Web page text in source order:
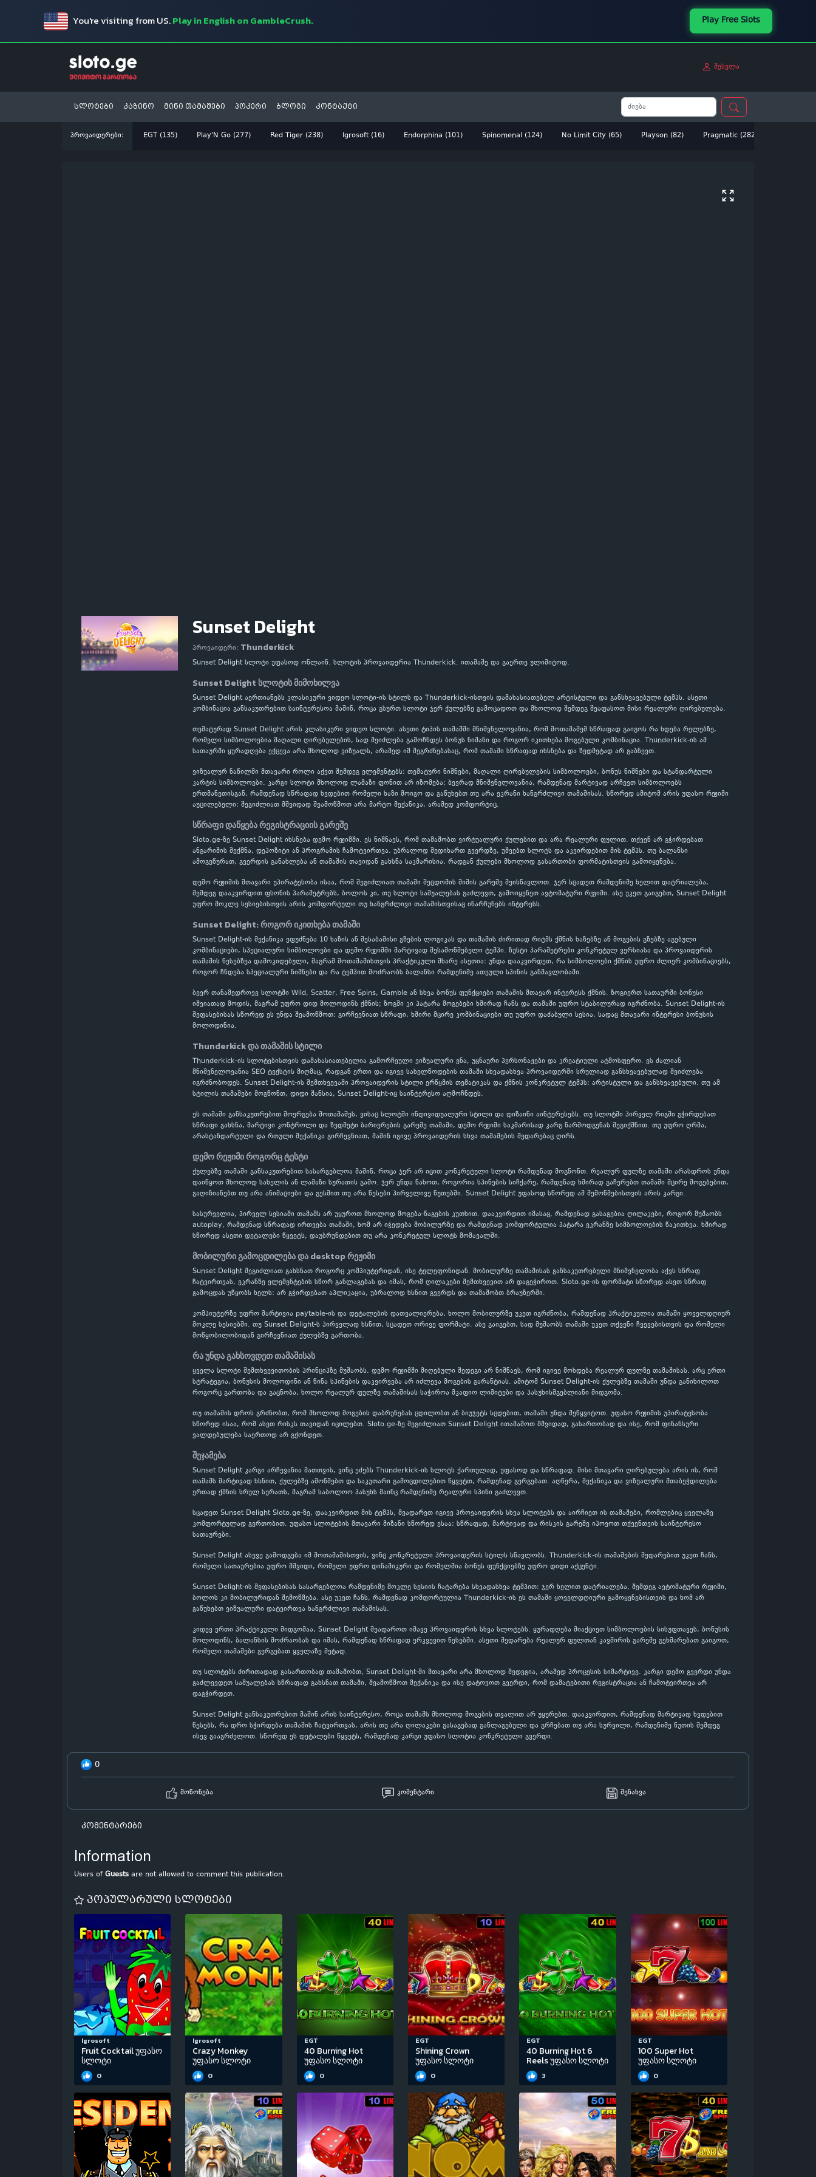
You're visiting from US.Play in English on GambleCrush. Play Free Slots
შესვლა
სლოტები კაზინო მინი თამაშები პოკერი ბლოგი კონტაქტი
პროვაიდერები: EGT (135) Play'N Go (277) Red Tiger (238) Igrosoft (16) Endorphina (101) Spinomenal (124) No Limit City (65) Playson (82) Pragmatic (282)
Sunset Delight
პროვაიდერი: Thunderkick
Sunset Delight სლოტი უფასოდ ონლაინ. სლოტის პროვაიდერია Thunderkick. ითამაშე და გაერთე ულიმიტოდ.
Sunset Delight სლოტის მიმოხილვა
Sunset Delight აერთიანებს კლასიკური ვიდეო სლოტი-ის სტილს და Thunderkick-ისთვის დამახასიათებელ არტისტული და განსხვავებული ტემპს. ასეთი
კომბინაცია განსაკუთრებით საინტერესოა მაშინ, როცა გსურთ სლოტი ჯერ ქულებზე გამოცადოთ და მხოლოდ შემდეგ შეაფასოთ მისი რეალური ღირებულება.
თემატურად Sunset Delight არის კლასიკური ვიდეო სლოტი. ასეთი ტიპის თამაშში მნიშვნელოვანია, რომ მოთამაშემ სწრაფად გაიგოს რა ხდება რელებზე,
რომელი სიმბოლოებია მაღალი ღირებულების, სად შეიძლება გამოჩნდეს ბონუს ნიშანი და როგორ იკითხება მოგებული კომბინაცია. Thunderkick-ის ამ
სათაურში ყურადღება ექცევა არა მხოლოდ ვიზუალს, არამედ იმ შეგრძნებასაც, რომ თამაში სწრაფად იხსნება და ზედმეტად არ გაბნევთ.
ვიზუალურ ნაწილში მთავარი როლი აქვთ შემდეგ ელემენტებს: თემატური ნიშნები, მაღალი ღირებულების სიმბოლოები, ბონუს ნიშნები და სტანდარტული
კარტის სიმბოლოები. კარგი სლოტი მხოლოდ ლამაზი ფონით არ იზომება; ბევრად მნიშვნელოვანია, რამდენად მარტივად არჩევთ სიმბოლოებს
ერთმანეთისგან, რამდენად სწრაფად ხვდებით რომელი ხაზი მოიგო და გაწუხებთ თუ არა ეკრანი ხანგრძლივი თამაშისას. სწორედ ამიტომ არის უფასო რეჟიმი
აუცილებელი: შეგიძლიათ მშვიდად შეამოწმოთ არა მარტო მექანიკა, არამედ კომფორტიც.
სწრაფი დაწყება რეგისტრაციის გარეშე
Sloto.ge-ზე Sunset Delight იხსნება დემო რეჟიმში. ეს ნიშნავს, რომ თამაშობთ ვირტუალური ქულებით და არა რეალური ფულით. თქვენ არ გჭირდებათ
ანგარიშის შექმნა, დეპოზიტი ან პროგრამის ჩამოტვირთვა. უბრალოდ შედიხართ გვერდზე, უშვებთ სლოტს და აკვირდებით მის ტემპს. თუ ბალანსი
ამოგეწურათ, გვერდის განახლება ან თამაშის თავიდან გახსნა საკმარისია, რადგან ქულები მხოლოდ გასართობი ფორმატისთვის გამოიყენება.
დემო რეჟიმის მთავარი უპირატესობა ისაა, რომ შეგიძლიათ თამაში შეცდომის შიშის გარეშე შეისწავლოთ. ჯერ სცადეთ რამდენიმე ხელით დატრიალება,
შემდეგ დააკვირდით ფსონის პარამეტრებს, ბოლოს კი, თუ სლოტი საშუალებას გაძლევთ, გამოიყენეთ ავტომატური რეჟიმი. ასე უკეთ გაიგებთ, Sunset Delight
უფრო მოკლე სესიებისთვის არის კომფორტული თუ ხანგრძლივი თამაშისთვისაც ინარჩუნებს ინტერესს.
Sunset Delight: როგორ იკითხება თამაში
Sunset Delight-ის მექანიკა ეფუძნება 10 ხაზის ან შესაბამისი გზების ლოგიკას და თამაშის ძირითად რიტმს ქმნის ხაზებზე ან მოგების გზებზე აგებული
კომბინაციები, სპეციალური სიმბოლოები და დემო რეჟიმში მარტივად შესამოწმებელი ტემპი. ზუსტი პარამეტრები კონკრეტულ ვერსიასა და პროვაიდერის
თამაშის წესებზეა დამოკიდებული, მაგრამ მოთამაშისთვის პრაქტიკული მხარე ასეთია: უნდა დააკვირდეთ, რა სიმბოლოები ქმნის უფრო ძლიერ კომბინაციებს,
როგორ ჩნდება სპეციალური ნიშნები და რა ტემპით მოძრაობს ბალანსი რამდენიმე ათეული სპინის განმავლობაში.
ბევრ თანამედროვე სლოტში Wild, Scatter, Free Spins, Gamble ან სხვა ბონუს ფუნქციები თამაშის მთავარ ინტერესს ქმნის. ზოგიერთ სათაურში ბონუსი
იშვიათად მოდის, მაგრამ უფრო დიდ მოლოდინს ქმნის; ზოგში კი პატარა მოგებები ხშირად ჩანს და თამაში უფრო სტაბილურად იგრძნობა. Sunset Delight-ის
შეფასებისას სწორედ ეს უნდა შეამოწმოთ: გირჩევნიათ სწრაფი, ხშირი მცირე კომბინაციები თუ უფრო დაძაბული სესია, სადაც მთავარი ინტერესი ბონუსის
მოლოდინია.
Thunderkick და თამაშის სტილი
Thunderkick-ის სლოტებისთვის დამახასიათებელია გამორჩეული ვიზუალური ენა, უცნაური პერსონაჟები და კრეატიული ატმოსფერო. ეს ძალიან
მნიშვნელოვანია SEO ტექსტის მიღმაც, რადგან ერთი და იგივე სახელწოდების თამაში სხვადასხვა პროვაიდერში სრულიად განსხვავებულად შეიძლება
იგრძნობოდეს. Sunset Delight-ის შემთხვევაში პროვაიდერის სტილი ერწყმის თემატიკას და ქმნის კონკრეტულ ტემპს: არტისტული და განსხვავებული. თუ ამ
სტილის თამაშები მოგწონთ, დიდი შანსია, Sunset Delight-იც საინტერესო აღმოჩნდეს.
ეს თამაში განსაკუთრებით მოერგება მოთამაშეს, ვისაც სლოტში ინდივიდუალური სტილი და დიზაინი აინტერესებს. თუ სლოტში პირველ რიგში გჭირდებათ
სწრაფი გახსნა, მარტივი კონტროლი და ზედმეტი ბარიერების გარეშე თამაში, დემო რეჟიმი საკმარისად კარგ წარმოდგენას შეგიქმნით. თუ უფრო ღრმა,
არასტანდარტული და რთული მექანიკა გირჩევნიათ, მაშინ იგივე პროვაიდერის სხვა თამაშების შედარებაც ღირს.
დემო რეჟიმი როგორც ტესტი
ქულებზე თამაში განსაკუთრებით სასარგებლოა მაშინ, როცა ჯერ არ იცით კონკრეტული სლოტი რამდენად მოგწონთ. რეალურ ფულზე თამაში არასდროს უნდა
დაიწყოთ მხოლოდ სახელის ან ლამაზი სურათის გამო. ჯერ უნდა ნახოთ, როგორია სპინების სიჩქარე, რამდენად ხშირად გაჩერებთ თამაში მცირე მოგებებით,
გაღიზიანებთ თუ არა ანიმაციები და გესმით თუ არა წესები პირველივე წუთებში. Sunset Delight უფასოდ სწორედ ამ შემოწმებისთვის არის კარგი.
სასურველია, პირველ სესიაში თამაშს არ უყუროთ მხოლოდ მოგება-წაგების კუთხით. დააკვირდით იმასაც, რამდენად გასაგებია ღილაკები, როგორ მუშაობს
autoplay, რამდენად სწრაფად ირთვება თამაში, ხომ არ იჭედება მობილურზე და რამდენად კომფორტულია პატარა ეკრანზე სიმბოლოების წაკითხვა. ხშირად
სწორედ ასეთი დეტალები წყვეტს, დაუბრუნდებით თუ არა კონკრეტულ სლოტს მომავალში.
მობილური გამოცდილება და desktop რეჟიმი
Sunset Delight შეგიძლიათ გახსნათ როგორც კომპიუტერიდან, ისე ტელეფონიდან. მობილურზე თამაშისას განსაკუთრებული მნიშვნელობა აქვს სწრაფ
ჩატვირთვას, ეკრანზე ელემენტების სწორ განლაგებას და იმას, რომ ღილაკები შემთხვევით არ დაგეჭიროთ. Sloto.ge-ის ფორმატი სწორედ ასეთ სწრაფ
გამოცდას უწყობს ხელს: არ გჭირდებათ აპლიკაცია, უბრალოდ ხსნით გვერდს და თამაშობთ ბრაუზერში.
კომპიუტერზე უფრო მარტივია paytable-ის და დეტალების დათვალიერება, ხოლო მობილურზე უკეთ იგრძნობა, რამდენად პრაქტიკულია თამაში ყოველდღიურ
მოკლე სესიებში. თუ Sunset Delight-ს პირველად ხსნით, სცადეთ ორივე ფორმატი. ასე გაიგებთ, სად მუშაობს თამაში უკეთ თქვენი ჩვევებისთვის და რომელი
მოწყობილობიდან გირჩევნიათ ქულებზე გართობა.
რა უნდა გახსოვდეთ თამაშისას
ყველა სლოტი შემთხვევითობის პრინციპზე მუშაობს. დემო რეჟიმში მიღებული შედეგი არ ნიშნავს, რომ იგივე მოხდება რეალურ ფულზე თამაშისას. არც ერთი
სტრატეგია, ბონუსის მოლოდინი ან წინა სპინების დაკვირვება არ იძლევა მოგების გარანტიას. ამიტომ Sunset Delight-ის ქულებზე თამაში უნდა განიხილოთ
როგორც გართობა და გაცნობა, ხოლო რეალურ ფულზე თამაშისას საჭიროა მკაფიო ლიმიტები და პასუხისმგებლიანი მიდგომა.
თუ თამაშის დროს გრძნობთ, რომ მხოლოდ მოგების დაბრუნებას ცდილობთ ან ბიუჯეტს სცდებით, თამაში უნდა შეწყვიტოთ. უფასო რეჟიმის უპირატესობა
სწორედ ისაა, რომ ასეთ რისკს თავიდან იცილებთ. Sloto.ge-ზე შეგიძლიათ Sunset Delight ითამაშოთ მშვიდად, გასართობად და ისე, რომ ფინანსური
ვალდებულება საერთოდ არ გქონდეთ.
შეჯამება
Sunset Delight კარგი არჩევანია მათთვის, ვინც ეძებს Thunderkick-ის სლოტს ქართულად, უფასოდ და სწრაფად. მისი მთავარი ღირებულება არის ის, რომ
თამაშს მარტივად ხსნით, ქულებზე ამოწმებთ და საკუთარი გამოცდილებით წყვეტთ, რამდენად გერგებათ. აღწერა, მექანიკა და ვიზუალური შთაბეჭდილება
ერთად ქმნის სრულ სურათს, მაგრამ საბოლოო პასუხს მაინც რამდენიმე რეალური სპინი გაძლევთ.
სცადეთ Sunset Delight Sloto.ge-ზე, დააკვირდით მის ტემპს, შეადარეთ იგივე პროვაიდერის სხვა სლოტებს და აირჩიეთ ის თამაშები, რომლებიც ყველაზე
კომფორტულად გერთობით. უფასო სლოტების მთავარი მიზანი სწორედ ესაა: სწრაფად, მარტივად და რისკის გარეშე იპოვოთ თქვენთვის საინტერესო
სათაურები.
Sunset Delight ასევე გამოდგება იმ მოთამაშისთვის, ვინც კონკრეტული პროვაიდერის სტილს სწავლობს. Thunderkick-ის თამაშების შედარებით უკეთ ჩანს,
რომელი სათაურებია უფრო მშვიდი, რომელი უფრო დინამიკური და რომელშია ბონუს ფუნქციებზე უფრო დიდი აქცენტი.
Sunset Delight-ის შეფასებისას სასარგებლოა რამდენიმე მოკლე სესიის ჩატარება სხვადასხვა ტემპით: ჯერ ხელით დატრიალება, შემდეგ ავტომატური რეჟიმი,
ბოლოს კი მობილურიდან შემოწმება. ასე უკეთ ჩანს, რამდენად კომფორტულია Thunderkick-ის ეს თამაში ყოველდღიური გამოყენებისთვის და ხომ არ
გაწუხებთ ვიზუალური დატვირთვა ხანგრძლივი თამაშისას.
კიდევ ერთი პრაქტიკული მიდგომაა, Sunset Delight შეადაროთ იმავე პროვაიდერის სხვა სლოტებს. ყურადღება მიაქციეთ სიმბოლოების სისუფთავეს, ბონუსის
მოლოდინს, ბალანსის მოძრაობას და იმას, რამდენად სწრაფად ერკვევით წესებში. ასეთი შედარება რეალურ ფულთან კავშირის გარეშე გეხმარებათ გაიგოთ,
რომელი თამაშები გერგებათ ყველაზე მეტად.
თუ სლოტებს ძირითადად გასართობად თამაშობთ, Sunset Delight-ში მთავარი არა მხოლოდ შედეგია, არამედ პროცესის სიმარტივე. კარგი დემო გვერდი უნდა
გაძლევდეთ საშუალებას სწრაფად გახსნათ თამაში, შეამოწმოთ მექანიკა და ისე დატოვოთ გვერდი, რომ დამატებითი რეგისტრაცია ან ჩამოტვირთვა არ
დაგჭირდეთ.
Sunset Delight განსაკუთრებით მაშინ არის საინტერესო, როცა თამაშს მხოლოდ მოგების თვალით არ უყურებთ. დააკვირდით, რამდენად მარტივად ხვდებით
წესებს, რა დრო სჭირდება თამაშის ჩატვირთვას, არის თუ არა ღილაკები გასაგებად განლაგებული და გრჩებათ თუ არა სურვილი, რამდენიმე წუთის შემდეგ
ისევ გააგრძელოთ. სწორედ ეს დეტალები წყვეტს, რამდენად კარგი უფასო სლოტია კონკრეტული გვერდი.
0
მოწონება კომენტარი შენახვა
კომენტარები
Information
Users ofGuests are not allowed to comment this publication.
პოპულარული სლოტები
Igrosoft
Fruit Cocktail უფასო
სლოტი
0
Igrosoft
Crazy Monkey
უფასო სლოტი
0
EGT
40 Burning Hot
უფასო სლოტი
0
EGT
Shining Crown
უფასო სლოტი
0
EGT
40 Burning Hot 6
Reels უფასო სლოტი
3
EGT
100 Super Hot
უფასო სლოტი
0